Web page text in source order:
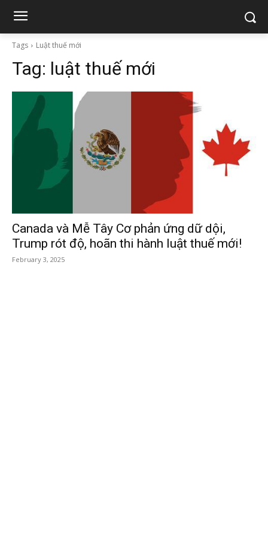
Tags Luật thuế mới
Tag: luật thuế mới
Canada và Mễ Tây Cơ phản ứng dữ dội,
Trump rót độ, hoãn thi hành luật thuế mới!
February 3, 2025